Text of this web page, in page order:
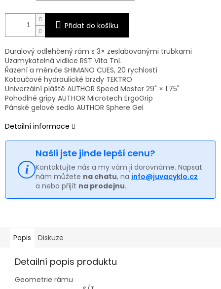
Přidat do košíku
Duralový odlehčený rám s 3× zeslabovanými trubkami
Uzamykatelná vidlice RST Vita TnL
Řazení a měniče SHIMANO CUES, 20 rychlostí
Kotoučové hydraulické brzdy TEKTRO
Univerzální pláště AUTHOR Speed Master 29" × 1.75"
Pohodlné gripy AUTHOR Microtech ErgoGrip
Pánské gelové sedlo AUTHOR Sphere Gel
Detailní informace
Našli jste jinde lepší cenu?
Kontaktujte nás a my vám ji dorovnáme. Napsat
nám můžete na chatu, na info@juvacyklo.cz
a nebo přijít na prodejnu.
Popis Diskuze
Detailní popis produktu
Geometrie rámu